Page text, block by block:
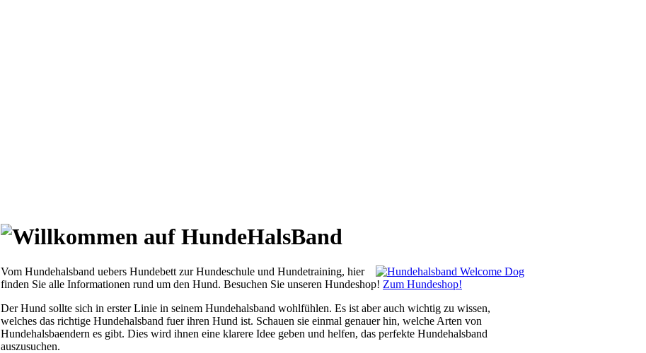
Vom Hundehalsband uebers Hundebett zur Hundeschule und Hundetraining, hier
finden Sie alle Informationen rund um den Hund. Besuchen Sie unseren Hundeshop! Zum Hundeshop!
Der Hund sollte sich in erster Linie in seinem Hundehalsband wohlfühlen. Es ist aber auch wichtig zu wissen,
welches das richtige Hundehalsband fuer ihren Hund ist. Schauen sie einmal genauer hin, welche Arten von
Hundehalsbaendern es gibt. Dies wird ihnen eine klarere Idee geben und helfen, das perfekte Hundehalsband
auszusuchen.